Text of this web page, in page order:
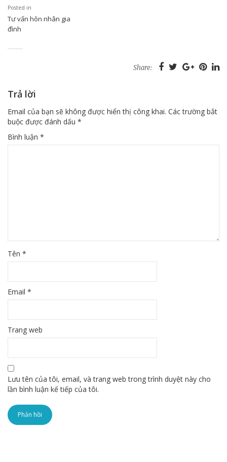
Posted in
Tư vấn hôn nhân gia
đình
Share:
Trả lời
Email của bạn sẽ không được hiển thị công khai. Các trường bắt
buộc được đánh dấu *
Bình luận *
Tên *
Email *
Trang web
Lưu tên của tôi, email, và trang web trong trình duyệt này cho
lần bình luận kế tiếp của tôi.